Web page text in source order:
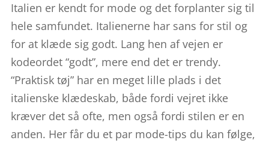
Italien er kendt for mode og det forplanter sig til
hele samfundet. Italienerne har sans for stil og
for at klæde sig godt. Lang hen af vejen er
kodeordet “godt”, mere end det er trendy.
“Praktisk tøj” har en meget lille plads i det
italienske klædeskab, både fordi vejret ikke
kræver det så ofte, men også fordi stilen er en
anden. Her får du et par mode-tips du kan følge,